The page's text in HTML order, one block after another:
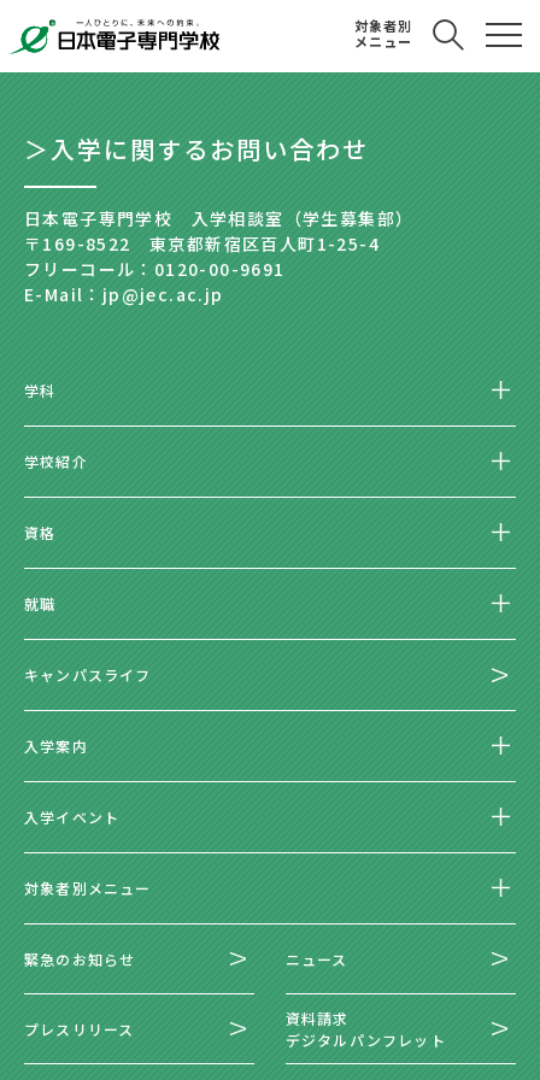
対象者別
メニュー
＞入学に関するお問い合わせ
日本電子専門学校 入学相談室（学生募集部）
〒169-8522 東京都新宿区百人町1-25-4
フリーコール：0120-00-9691
E-Mail：jp@jec.ac.jp
学科
学校紹介
資格
就職
キャンパスライフ
入学案内
入学イベント
対象者別メニュー
緊急のお知らせ ニュース
プレスリリース
資料請求
デジタルパンフレット